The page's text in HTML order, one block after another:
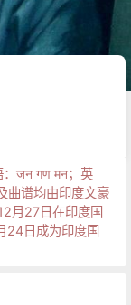
：जन गण मन；英
曲谱均由印度文豪
月27日在印度国
24日成为印度国